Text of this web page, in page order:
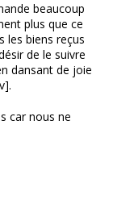
beaucoup
plus que ce
les biens reçus
de le suivre
dansant de joie
car nous ne